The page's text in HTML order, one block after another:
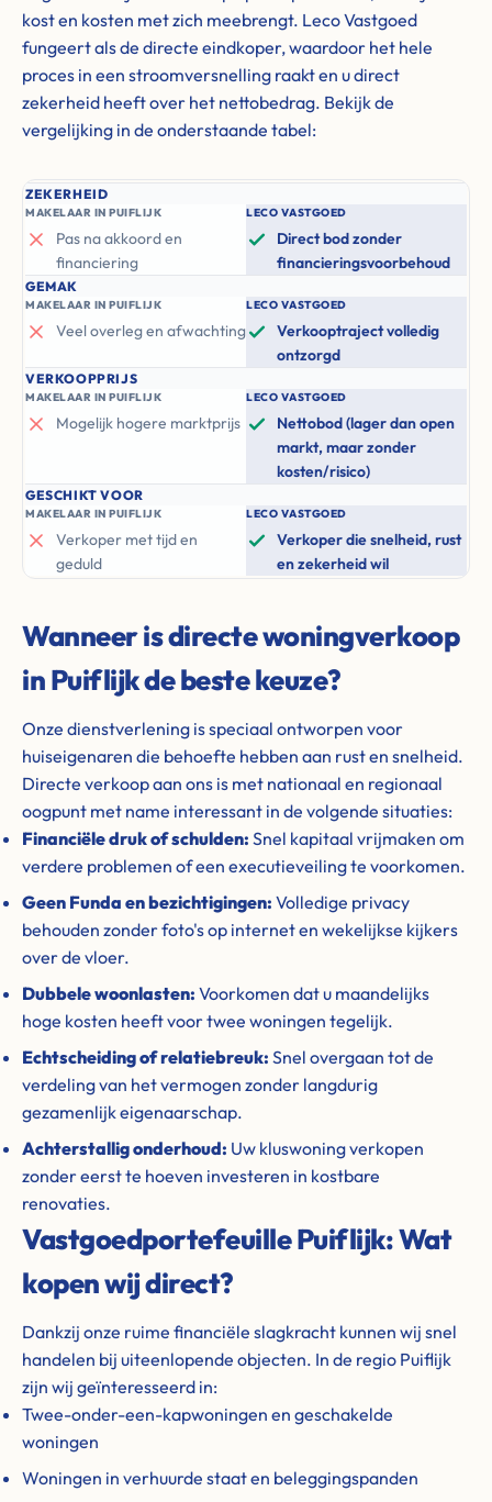
kost en kosten met zich meebrengt. Leco Vastgoed
fungeert als de directe eindkoper, waardoor het hele
proces in een stroomversnelling raakt en u direct
zekerheid heeft over het nettobedrag. Bekijk de
vergelijking in de onderstaande tabel:
ZEKERHEID
MAKELAAR IN PUIFLIJK
Pas na akkoord en
financiering
LECO VASTGOED
Direct bod zonder
financieringsvoorbehoud
GEMAK
MAKELAAR IN PUIFLIJK
Veel overleg en afwachting
LECO VASTGOED
Verkooptraject volledig
ontzorgd
VERKOOPPRIJS
MAKELAAR IN PUIFLIJK
Mogelijk hogere marktprijs
LECO VASTGOED
Nettobod (lager dan open
markt, maar zonder
kosten/risico)
GESCHIKT VOOR
MAKELAAR IN PUIFLIJK
Verkoper met tijd en
geduld
LECO VASTGOED
Verkoper die snelheid, rust
en zekerheid wil
Wanneer is directe woningverkoop
in Puiflijk de beste keuze?
Onze dienstverlening is speciaal ontworpen voor
huiseigenaren die behoefte hebben aan rust en snelheid.
Directe verkoop aan ons is met nationaal en regionaal
oogpunt met name interessant in de volgende situaties:
Financiële druk of schulden: Snel kapitaal vrijmaken om
verdere problemen of een executieveiling te voorkomen.
Geen Funda en bezichtigingen: Volledige privacy
behouden zonder foto's op internet en wekelijkse kijkers
over de vloer.
Dubbele woonlasten: Voorkomen dat u maandelijks
hoge kosten heeft voor twee woningen tegelijk.
Echtscheiding of relatiebreuk: Snel overgaan tot de
verdeling van het vermogen zonder langdurig
gezamenlijk eigenaarschap.
Achterstallig onderhoud: Uw kluswoning verkopen
zonder eerst te hoeven investeren in kostbare
renovaties.
Vastgoedportefeuille Puiflijk: Wat
kopen wij direct?
Dankzij onze ruime financiële slagkracht kunnen wij snel
handelen bij uiteenlopende objecten. In de regio Puiflijk
zijn wij geïnteresseerd in:
Twee-onder-een-kapwoningen en geschakelde
woningen
Woningen in verhuurde staat en beleggingspanden